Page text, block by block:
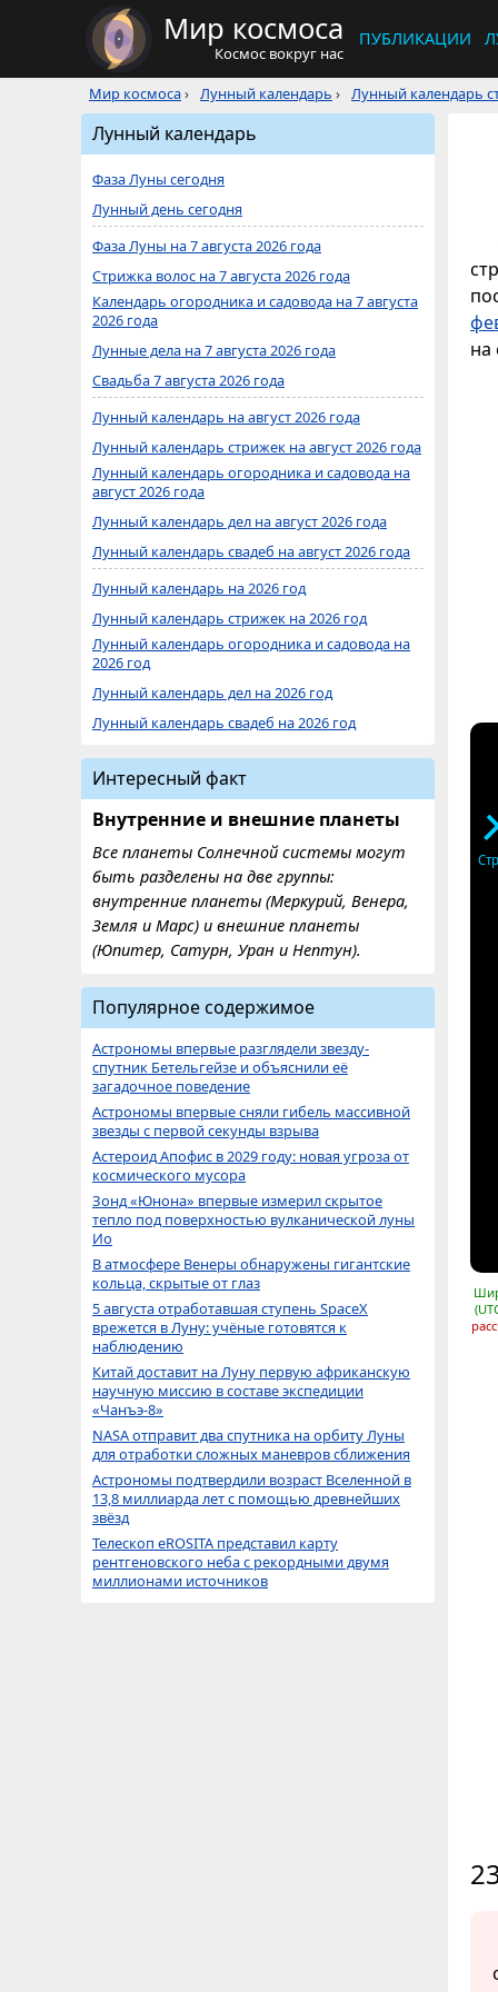
Мир космоса
Космос вокруг нас
ПУБЛИКАЦИИ
Мир космоса› Лунный календарь › Лунный календарь
на
Лунный календарь
Фаза Луны сегодня
Лунный день сегодня
Фаза Луны на 7 августа 2026 года
Стрижка волос на 7 августа 2026 года
Календарь огородника и садовода на 7 августа
2026 года
Лунные дела на 7 августа 2026 года
Свадьба 7 августа 2026 года
Лунный календарь на август 2026 года
Лунный календарь стрижек на август 2026 года
Лунный календарь огородника и садовода на
август 2026 года
Лунный календарь дел на август 2026 года
Лунный календарь свадеб на август 2026 года
Лунный календарь на 2026 год
Лунный календарь стрижек на 2026 год
Лунный календарь огородника и садовода на
2026 год
Лунный календарь дел на 2026 год
Лунный календарь свадеб на 2026 год
Интересный факт
Внутренние и внешние планеты
Все планеты Солнечной системы могут
быть разделены на две группы:
внутренние планеты (Меркурий, Венера,
Земля и Марс) и внешние планеты
(Юпитер, Сатурн, Уран и Нептун).
Популярное содержимое
Астрономы впервые разглядели звезду-
спутник Бетельгейзе и объяснили её
загадочное поведение
Астрономы впервые сняли гибель массивной
звезды с первой секунды взрыва
Астероид Апофис в 2029 году: новая угроза от
космического мусора
Зонд «Юнона» впервые измерил скрытое
тепло под поверхностью вулканической луны
Ио
В атмосфере Венеры обнаружены гигантские
кольца, скрытые от глаз
5 августа отработавшая ступень SpaceX
врежется в Луну: учёные готовятся к
наблюдению
Китай доставит на Луну первую африканскую
научную миссию в составе экспедиции
«Чанъэ-8»
NASA отправит два спутника на орбиту Луны
для отработки сложных маневров сближения
Астрономы подтвердили возраст Вселенной в
13,8 миллиарда лет с помощью древнейших
звёзд
Телескоп eROSITA представил карту
рентгеновского неба с рекордными двумя
миллионами источников